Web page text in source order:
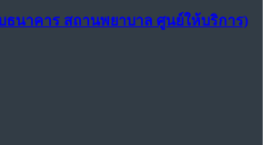
ธนาคาร สถานพยาบาล ศูนย์ให้บริการ)